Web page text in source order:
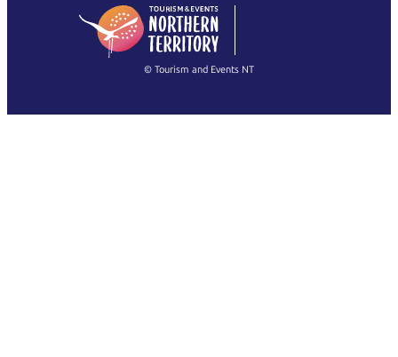
English
(Singapore)
Français
繁體中文
© Tourism and Events NT